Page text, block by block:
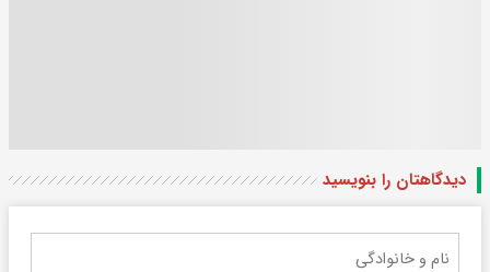
دیدگاهتان را بنویسید